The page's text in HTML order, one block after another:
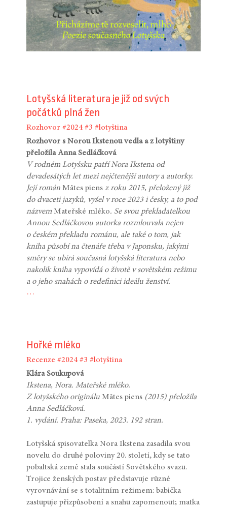
Lotyšská literatura je již od svých
počátků plná žen
Rozhovor #2024 #3 #lotyština
Rozhovor s Norou Ikstenou vedla a z lotyštiny
přeložila Anna Sedláčková
V rodném Lotyšsku patří Nora Ikstena od
devadesátých let mezi nejčtenější autory a autorky.
Její románMātes piens z roku 2015, přeložený již
do dvaceti jazyků, vyšel v roce 2023 i česky, a to pod
názvemMateřské mléko. Se svou překladatelkou
Annou Sedláčkovou autorka rozmlouvala nejen
o českém překladu románu, ale také o tom, jak
kniha působí na čtenáře třeba v Japonsku, jakými
směry se ubírá současná lotyšská literatura nebo
nakolik kniha vypovídá o životě v sovětském režimu
a o jeho snahách o redefinici ideálu ženství.
…
Hořké mléko
Recenze #2024 #3 #lotyština
Klára Soukupová
Ikstena, Nora. Mateřské mléko.
Z lotyšského origináluMātes piens (2015) přeložila
Anna Sedláčková.
1. vydání. Praha: Paseka, 2023. 192 stran.
Lotyšská spisovatelka Nora Ikstena zasadila svou
novelu do druhé poloviny 20. století, kdy se tato
pobaltská země stala součástí Sovětského svazu.
Trojice ženských postav představuje různé
vyrovnávání se s totalitním režimem: babička
zastupuje přizpůsobení a snahu zapomenout; matka